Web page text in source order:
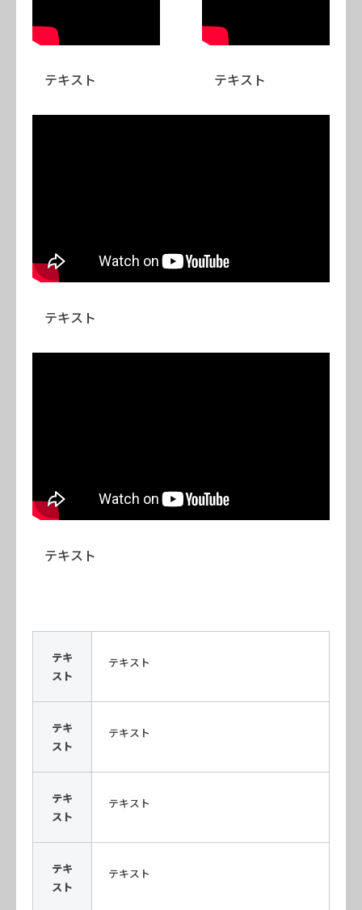
テキスト テキスト
テキスト
テキスト
テキ
スト
テキスト
テキ
スト
テキスト
テキ
スト
テキスト
テキ
スト
テキスト